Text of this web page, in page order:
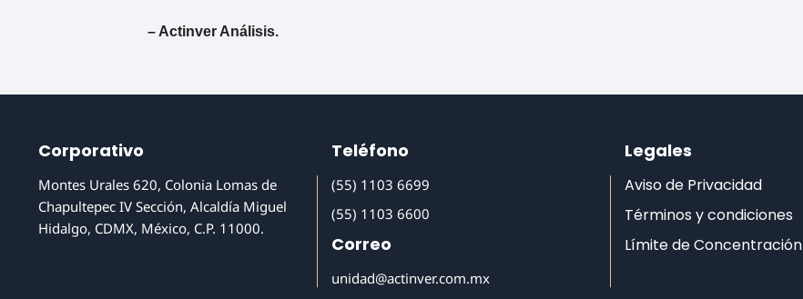
– Actinver Análisis.
Corporativo
Montes Urales 620, Colonia Lomas de
Chapultepec IV Sección, Alcaldía Miguel
Hidalgo, CDMX, México, C.P. 11000.
Teléfono
(55) 1103 6699
(55) 1103 6600
Correo
unidad@actinver.com.mx
Legales
Aviso de Privacidad
Términos y condiciones
Límite de Concentración